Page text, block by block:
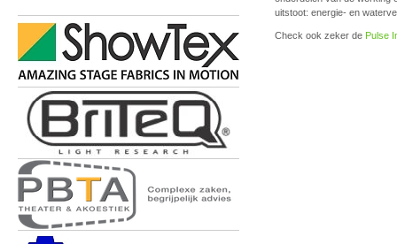
uitstoot: energie- en
Check ook zeker de Pulse